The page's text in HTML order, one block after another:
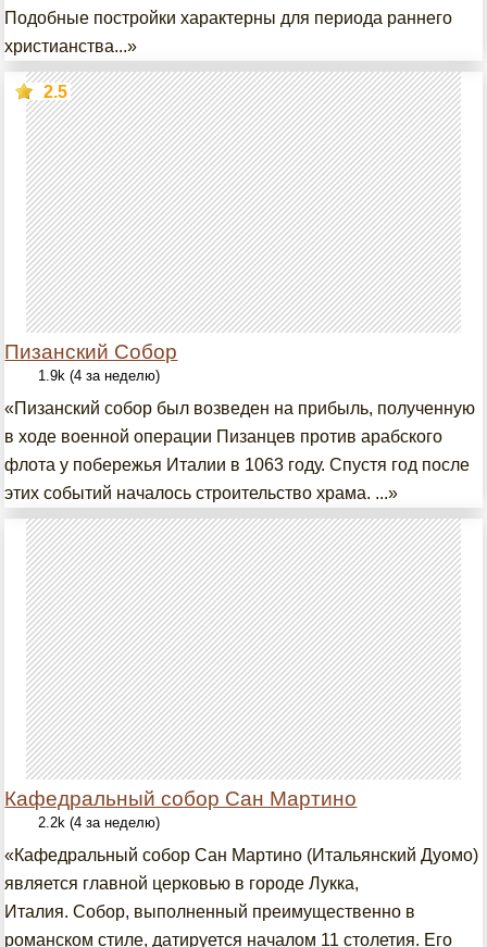
Подобные постройки характерны для периода раннего
христианства...»
Пизанский Собор
2.5
1.9k (4 за неделю)
«Пизанский собор был возведен на прибыль, полученную
в ходе военной операции Пизанцев против арабского
флота у побережья Италии в 1063 году. Спустя год после
этих событий началось строительство храма. ...»
Кафедральный собор Сан Мартино
2.2k (4 за неделю)
«Кафедральный собор Сан Мартино (Итальянский Дуомо)
является главной церковью в городе Лукка,
Италия. Собор, выполненный преимущественно в
романском стиле, датируется началом 11 столетия. Его